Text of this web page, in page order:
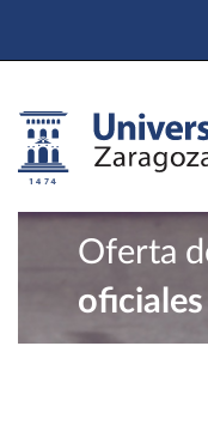
Oferta
oficiales